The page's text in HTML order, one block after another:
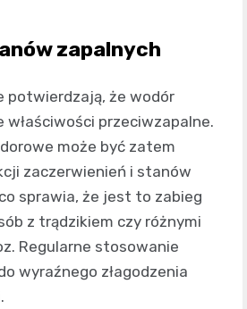
zapalnych
potwierdzają, że wodór
właściwości przeciwzapalne.
może być zatem
zaczerwienień i stanów
sprawia, że jest to zabieg
z trądzikiem czy różnymi
Regularne stosowanie
wyraźnego złagodzenia